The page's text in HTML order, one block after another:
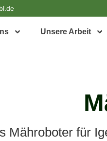
Unsere Arbeit
Mähroboter für